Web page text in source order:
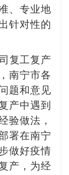
、专业地
针对性的
复工复产
南宁市各
题和意见
产中遇到
验做法，
署在南宁
做好疫情
产，为经